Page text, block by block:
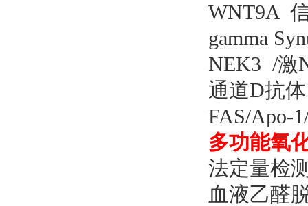
WNT9A
gamma
NEK3 /激
通道D抗
FAS/Apo-
多功能氧
法定量检
血液乙醛